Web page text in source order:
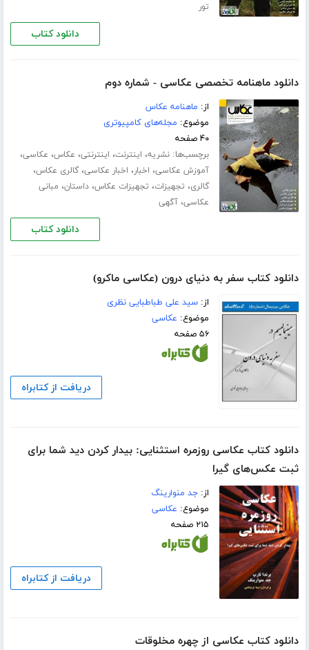
تور
دانلود کتاب
دانلود ماهنامه تخصصی عکاسی - شماره دوم
از: ماهنامه عکاس
موضوع: مجله‌های کامپیوتری
۴۰ صفحه
برچسب‌ها:نشریه، اینترنت، اینترنتی، عکاس، عکاسی،
آموزش عکاسی، اخبار، اخبار عکاسی،گالری عکاس،
گالری، تجهیزات، تجهیزات عکاس،داستان، مبانی
عکاسی،آگهی
دانلود کتاب
دانلود کتاب سفر به دنیای درون (عکاسی ماکرو)
از:سید علی طباطبایی نظری
موضوع: عکاسی
۵۶ صفحه
دریافت از کتابراه
دانلود کتاب عکاسی روزمره استثنایی: بیدار کردن دید شما برای
ثبت عکس‌های گیرا
از:جد منوارینگ
موضوع: عکاسی
۲۱۵ صفحه
دریافت از کتابراه
دانلود کتاب عکاسی از چهره مخلوقات